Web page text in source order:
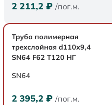
2 211,2 ₽ /пог.м.
Труба полимерная
трехслойная d110х9,4
SN64 F62 Т120 НГ
SN64
2 395,2 ₽ /пог.м.